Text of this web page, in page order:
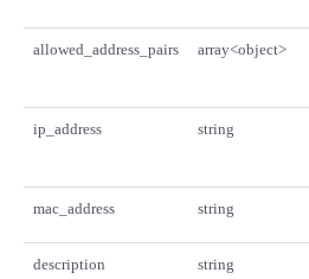
allowed_address_pairs array<object>
ip_address string
mac_address string
description string